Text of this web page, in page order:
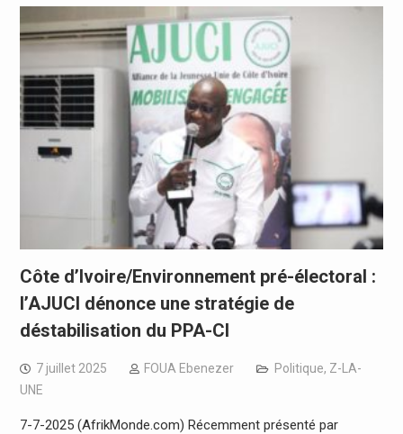
Côte d’Ivoire/Environnement pré-électoral :
l’AJUCI dénonce une stratégie de
déstabilisation du PPA-CI
7 juillet 2025 FOUA Ebenezer Politique, Z-LA-
UNE
7-7-2025 (AfrikMonde.com) Récemment présenté par